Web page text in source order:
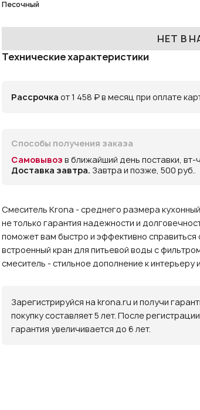
Песочный
НЕТ В
Технические характеристики
Рассрочка от 1 458 ₽ в месяц при оплате
Способы получения заказа
Самовывоз в ближайший день поставки, вт-
Доставка завтра. Завтра и позже, 500 руб..
Смеситель Krona - среднего размера
не только гарантия надежности и
поможет вам быстро и эффективно
встроенный кран для питьевой воды с
смеситель - стильное дополнение к
Зарегистрируйся на krona.ru и получи
покупку составляет 5 лет. После
гарантия увеличивается до 6 лет.